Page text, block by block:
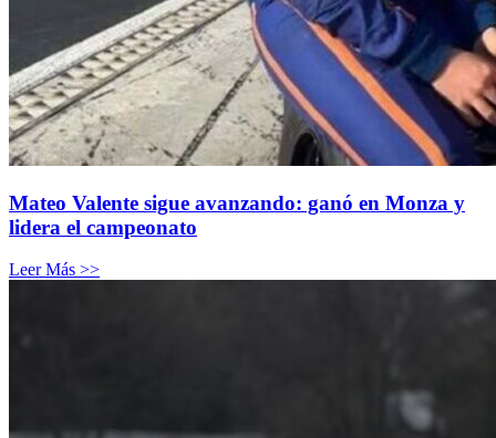
Mateo Valente sigue avanzando: ganó en Monza y
lidera el campeonato
Leer Más >>